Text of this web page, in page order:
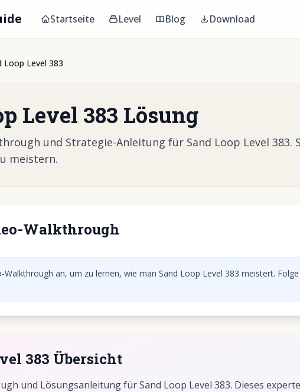
Startseite Level Blog Download
Loop Level 383
Level 383 Lösung
und Strategie-Anleitung für Sand Loop Level
meistern.
WalkthroughKlicken, um Video abzuspielen
Walkthrough an, um zu lernen, wie man Sand Loop Level 383 meistert.
383 Übersicht
und Lösungsanleitung für Sand Loop Level 383. Dieses